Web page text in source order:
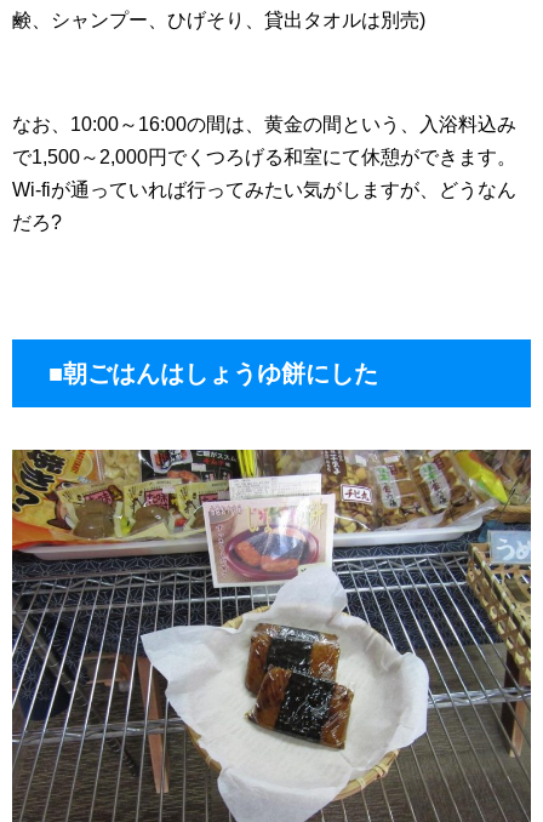
鹸、シャンプー、ひげそり、貸出タオルは別売)
なお、10:00～16:00の間は、黄金の間という、入浴料込み
で1,500～2,000円でくつろげる和室にて休憩ができます。
Wi-fiが通っていれば行ってみたい気がしますが、どうなん
だろ?
■朝ごはんはしょうゆ餅にした